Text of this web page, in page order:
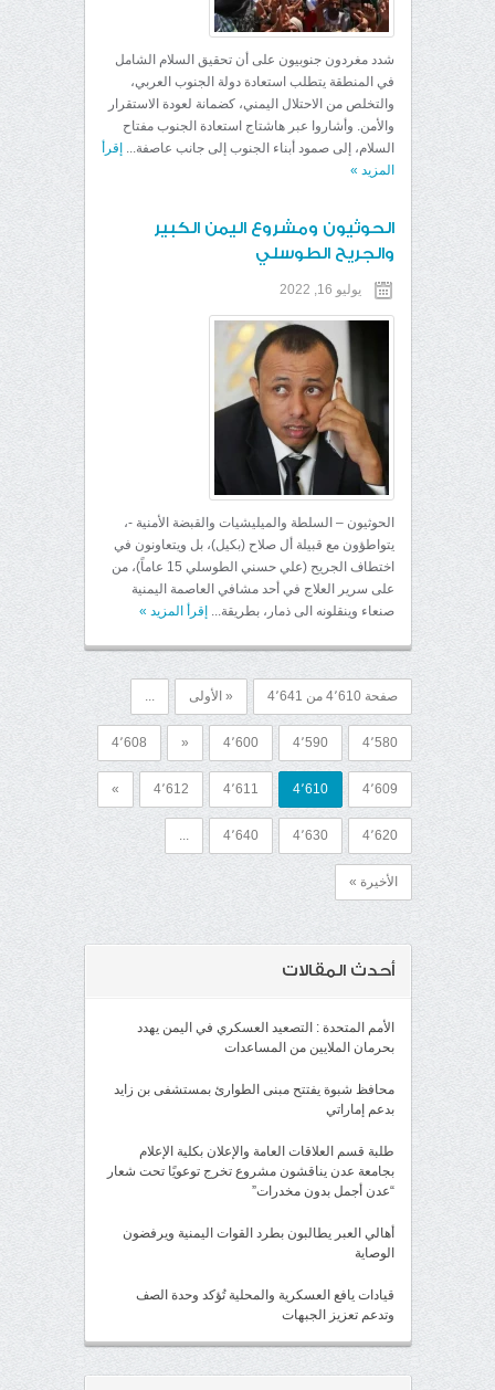
شدد مغردون جنوبيون على أن تحقيق السلام الشامل
في المنطقة يتطلب استعادة دولة الجنوب العربي،
والتخلص من الاحتلال اليمني، كضمانة لعودة الاستقرار
والأمن. وأشاروا عبر هاشتاج استعادة الجنوب مفتاح
السلام، إلى صمود أبناء الجنوب إلى جانب عاصفة... إقرأ
المزيد »
الحوثيون ومشروع اليمن الكبير
والجريح الطوسلي
يوليو 16, 2022
الحوثيون – السلطة والميليشيات والقبضة الأمنية -،
يتواطؤون مع قبيلة أل صلاح (بكيل)، بل ويتعاونون في
اختطاف الجريح (علي حسني الطوسلي 15 عاماً)، من
على سرير العلاج في أحد مشافي العاصمة اليمنية
صنعاء وينقلونه الى ذمار، بطريقة... إقرأ المزيد »
صفحة 4٬610 من 4٬641 « الأولى ...
4٬580 4٬590 4٬600 « 4٬608
4٬609 4٬610 4٬611 4٬612 »
4٬620 4٬630 4٬640 ...
الأخيرة »
أحدث المقالات
الأمم المتحدة : التصعيد العسكري في اليمن يهدد
بحرمان الملايين من المساعدات
محافظ شبوة يفتتح مبنى الطوارئ بمستشفى بن زايد
بدعم إماراتي
طلبة قسم العلاقات العامة والإعلان بكلية الإعلام
بجامعة عدن يناقشون مشروع تخرج توعويًا تحت شعار
“عدن أجمل بدون مخدرات”
أهالي العبر يطالبون بطرد القوات اليمنية ويرفضون
الوصاية
قيادات يافع العسكرية والمحلية تُؤكد وحدة الصف
وتدعم تعزيز الجبهات